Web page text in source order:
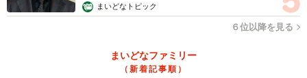
まいどなトピック
６位以降を見る
まいどなファミリー
（新着記事順）